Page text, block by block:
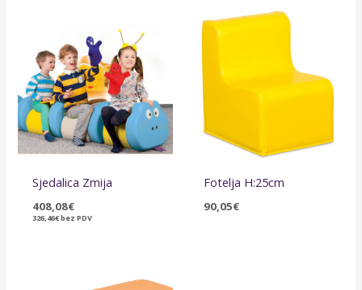
Sjedalica Zmija
408,08€
326,46€bez PDV
Fotelja H:25cm
90,05€